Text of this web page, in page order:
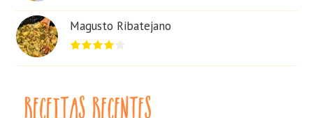
Magusto Ribatejano